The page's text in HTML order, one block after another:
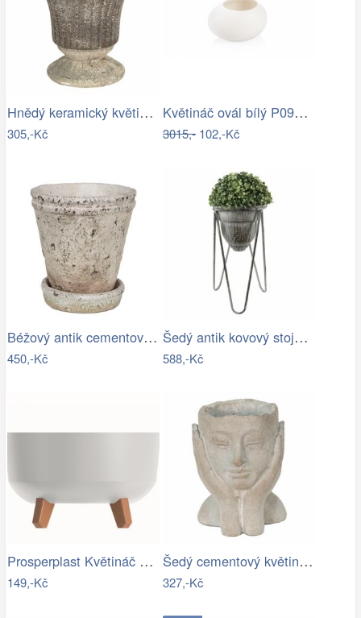
Hnědý keramický květináč s patinou v…
305,-Kč
Květináč ovál bílý P0990/2
3015,-102,-Kč
Béžový antik cementový květináč s…
450,-Kč
Šedý antik kovový stojan na květiny - Ø…
588,-Kč
Prosperplast Květináč Gracyeen bílý,…
149,-Kč
Šedý cementový květináč hlava ženy v…
327,-Kč